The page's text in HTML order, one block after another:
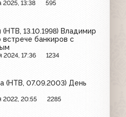
2025, 13:38 595
(НТВ, 13.10.1998) Владимир
встрече банкиров с
2024, 17:36 1234
(НТВ, 07.09.2003) День
2022, 20:55 2285